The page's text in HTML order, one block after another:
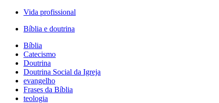
Vida profissional
Bíblia e doutrina
Bíblia
Catecismo
Doutrina
Doutrina Social da Igreja
evangelho
Frases da Bíblia
teologia